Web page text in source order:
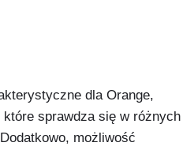
dla Orange,
które sprawdza się w różnych
możliwość